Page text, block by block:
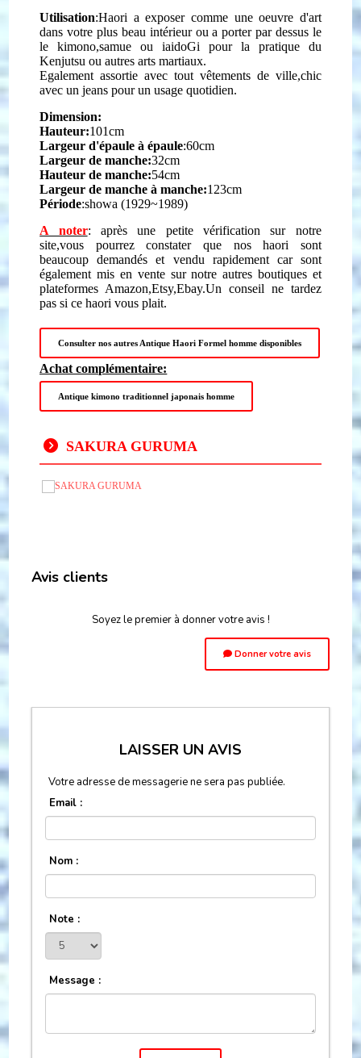
Utilisation:Haori a exposer comme une oeuvre d'art
dans votre plus beau intérieur ou a porter par dessus le
le kimono,samue ou iaidoGi pour la pratique du
Kenjutsu ou autres arts martiaux.
Egalement assortie avec tout vêtements de ville,chic
avec un jeans pour un usage quotidien.
Dimension:
Hauteur:101cm
Largeur d'épaule à épaule:60cm
Largeur de manche:32cm
Hauteur de manche:54cm
Largeur de manche à manche:123cm
Période:showa (1929~1989)
A noter: après une petite vérification sur notre
site,vous pourrez constater que nos haori sont
beaucoup demandés et vendu rapidement car sont
également mis en vente sur notre autres boutiques et
plateformes Amazon,Etsy,Ebay.Un conseil ne tardez
pas si ce haori vous plait.
Consulter nos autres Antique Haori Formel homme disponibles
Achat complémentaire:
Antique kimono traditionnel japonais homme
SAKURA GURUMA
Avis clients
Soyez le premier à donner votre avis !
Donner votre avis
LAISSER UN AVIS
Votre adresse de messagerie ne sera pas publiée.
Email :
Nom :
Note :
Message :